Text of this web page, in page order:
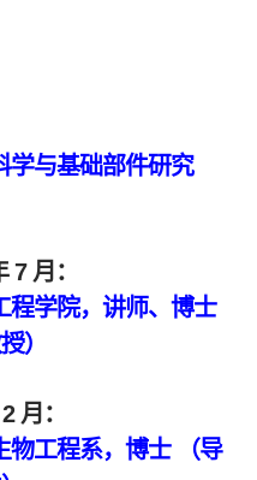
学与基础部件研究
月：
程学院，讲师、博士
）
月：
物工程系，博士 （导